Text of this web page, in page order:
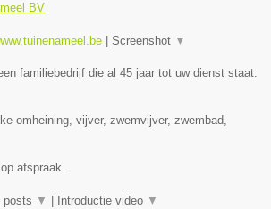
BV
Screenshot ▼
familiebedrijf die al 45 jaar tot uw dienst staat.
omheining, vijver, zwemvijver, zwembad,
afspraak.
posts ▼ Introductie video ▼